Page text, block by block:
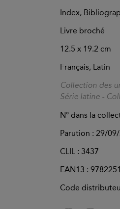
Index,
Livre broché
12.5 x 19.2 cm
Français, Latin
Collection des
Série latine -
N° dans la
Parution : 29/
CLIL : 3437
EAN13 :
Code